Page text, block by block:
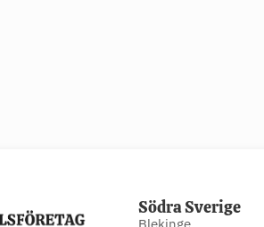
Södra Sverige